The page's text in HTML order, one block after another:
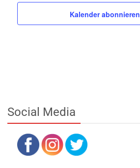
Kalender abonnieren
Social Media